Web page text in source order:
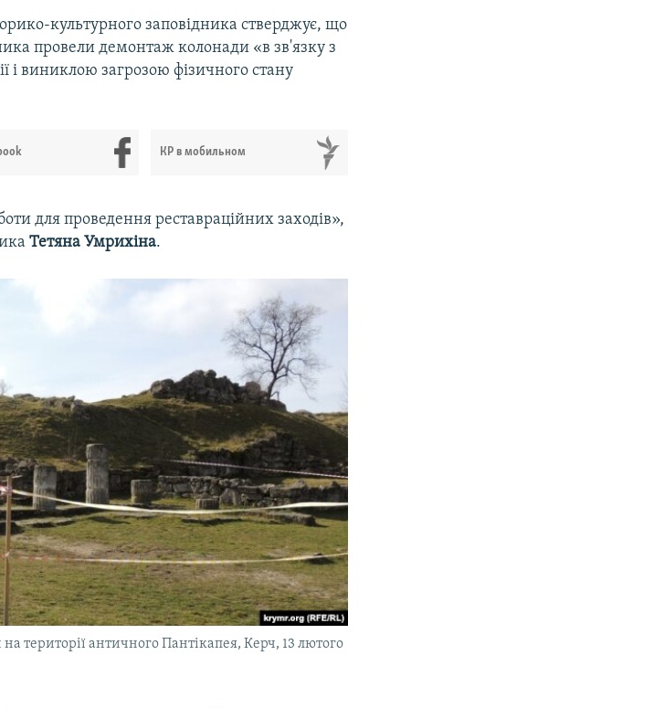
культурного заповідника стверджує, що
провели демонтаж колонади «в зв'язку з
і виниклою загрозою фізичного стану
КР в мобильном
для проведення реставраційних заходів»,
Тетяна Умрихіна.
території античного Пантікапея, Керч, 13 лютого